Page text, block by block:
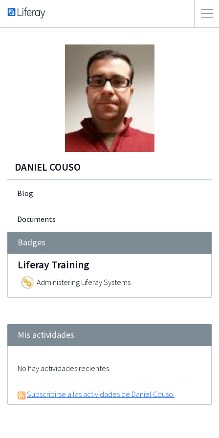
DANIEL COUSO
Blog
Documents
Badges
Liferay Training
Administering Liferay Systems
Mis actividades
No hay actividades recientes.
Subscribirse a las actividades de Daniel Couso.